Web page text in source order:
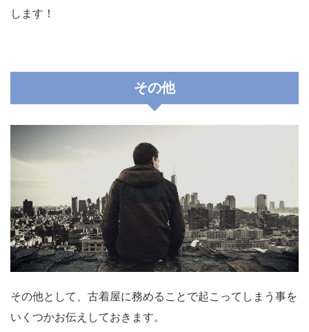
します！
その他
その他として、古着屋に務めることで起こってしまう事を
いくつかお伝えしておきます。